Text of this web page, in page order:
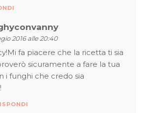
2016 alle 20:40
fa piacere che la ricetta ti sia
sicuramente a fare la tua
i funghi che credo sia